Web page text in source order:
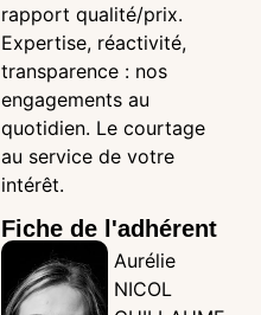
rapport qualité/prix.
Expertise, réactivité,
transparence : nos
engagements au
quotidien. Le courtage
au service de votre
intérêt.
Fiche de l'adhérent
Aurélie
NICOL